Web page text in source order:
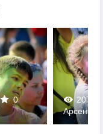
0
2077
0
Арсеньев